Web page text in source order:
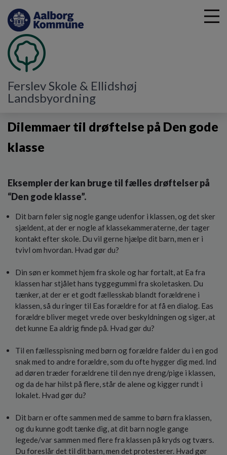
Ferslev Skole & Ellidshøj
Landsbyordning
Ferslev Skole Den gode klasse
Dilemmaer til drøftelse på Den gode
klasse
Eksempler der kan bruge til fælles drøftelser på
“Den gode klasse”.
Dit barn føler sig nogle gange udenfor i klassen, og det sker
sjældent, at der er nogle af klassekammeraterne, der tager
kontakt efter skole. Du vil gerne hjælpe dit barn, men er i
tvivl om hvordan. Hvad gør du?
Din søn er kommet hjem fra skole og har fortalt, at Ea fra
klassen har stjålet hans tyggegummi fra skoletasken. Du
tænker, at der er et godt fællesskab blandt forældrene i
klassen, så du ringer til Eas forældre for at få en dialog. Eas
forældre bliver meget vrede over beskyldningen og siger, at
det kunne Ea aldrig finde på. Hvad gør du?
Til en fællesspisning med børn og forældre falder du i en god
snak med to andre forældre, som du ofte hygger dig med. Ind
ad døren træder forældrene til den nye dreng/pige i klassen,
og da de har hilst på flere, står de alene og kigger rundt i
lokalet. Hvad gør du?
Dit barn er ofte sammen med de samme to børn fra klassen,
og du kunne godt tænke dig, at dit barn nogle gange
legede/var sammen med flere fra klassen på kryds og tværs.
Du foreslår det til dit barn, men det protesterer. Hvad gør